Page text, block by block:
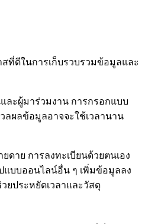
ที่ดีในการเก็บรวบรวมข้อมูลและ
ละผู้มาร่วมงาน การกรอกแบบ
ลผลข้อมูลอาจจะใช้เวลานาน
ดาย การลงทะเบียนด้วยตนเอง
แบบออนไลน์อื่น ๆ เพิ่มข้อมูลลง
ยประหยัดเวลาและวัสดุ